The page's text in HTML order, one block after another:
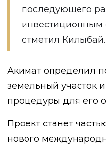
последующего
инвестиционным
отметил Килыбай.
Акимат определил
земельный участок
процедуры для его
Проект станет
нового